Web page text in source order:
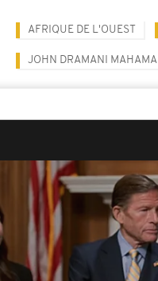
AFRIQUE DE L'OUEST
JOHN DRAMANI MAHAMA